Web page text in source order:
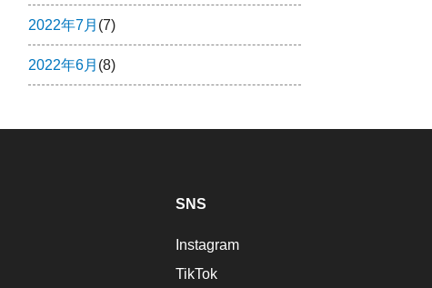
2022年7月 (7)
2022年6月 (8)
SNS
Instagram
TikTok